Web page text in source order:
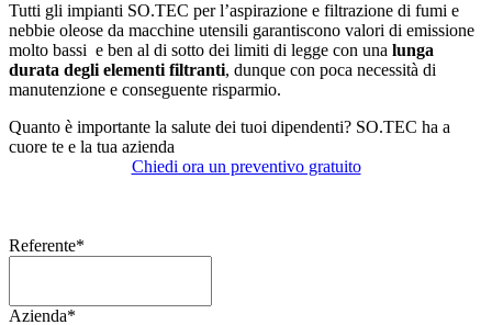
Tutti gli impianti SO.TEC per l’aspirazione e filtrazione di fumi e
nebbie oleose da macchine utensili garantiscono valori di emissione
molto bassi e ben al di sotto dei limiti di legge con una lunga
durata degli elementi filtranti, dunque con poca necessità di
manutenzione e conseguente risparmio.
Quanto è importante la salute dei tuoi dipendenti? SO.TEC ha a
cuore te e la tua azienda
Chiedi ora un preventivo gratuito
Referente*
Azienda*